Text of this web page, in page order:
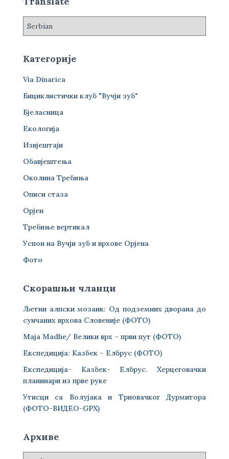
Категорије
Via Dinarica
Бициклистички клуб "Вучји зуб"
Бјеласница
Екологија
Извјештаји
Обавјештења
Околина Требиња
Описи стаза
Орјен
Требиње вертикал
Успон на Вучји зуб и врхове Орјена
Фото
Скорашњи чланци
Љетни алпски мозаик: Од подземних дворана до
сунчаних врхова Словеније (ФОТО)
Maja Madhe/ Велики врх – први пут (ФОТО)
Експедиција: Казбек – Елбрус (ФОТО)
Експедиција- Казбек- Елбрус. Херцеговачки
планинари из прве руке
Утисци са Волујака и Трновачког Дурмитора
(ФОТО-ВИДЕО-GPX)
Архиве